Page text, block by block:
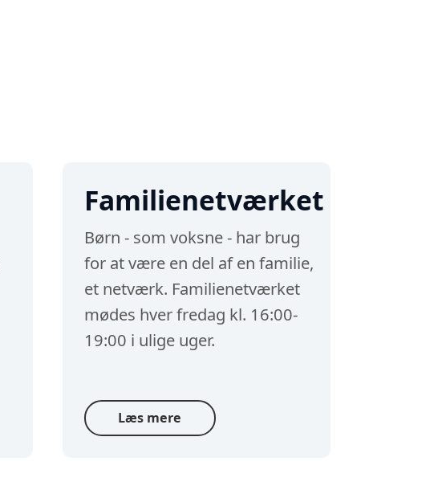
Familienetværket
Børn - som voksne - har brug
for at være en del af en familie,
et netværk. Familienetværket
mødes hver fredag kl. 16:00-
19:00 i ulige uger.
Læs mere